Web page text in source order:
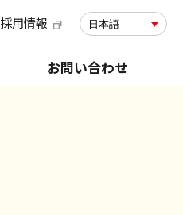
採用情報 日本語
お問い合わせ